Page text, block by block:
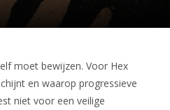
moet bewijzen. Voor Hex
en waarop progressieve
niet voor een veilige